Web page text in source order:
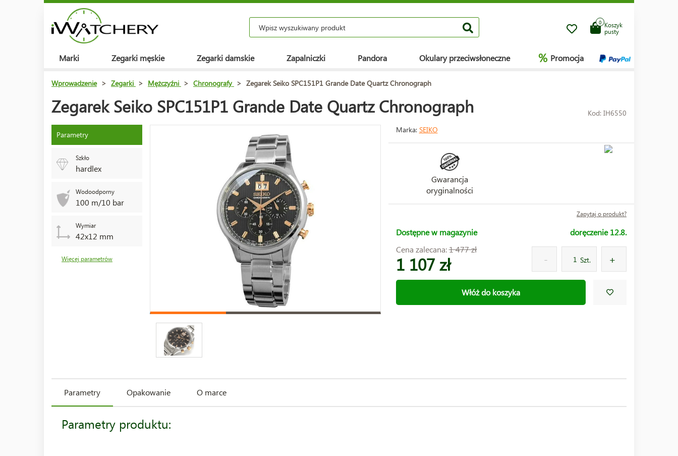
Koszyk
pusty
0
Marki Zegarki męskie Zegarki damskie Zapalniczki Pandora Okulary przeciwsłoneczne % Promocja
Wprowadzenie > Zegarki > Mężczyźni > Chronografy > Zegarek Seiko SPC151P1 Grande Date Quartz Chronograph
Zegarek Seiko SPC151P1 Grande Date Quartz Chronograph Kod: IH6550
Parametry
Szkło
hardlex
Wodoodporny
100 m/10 bar
Wymiar
42x12 mm
Więcej parametrów
Marka: SEIKO
Gwarancja
oryginalności
Zapytaj o produkt?
Dostępne w magazynie
doręczenie 12.8.
Cena zalecana:1 477 zł
1 107 zł Szt.
Włóż do koszyka
Parametry Opakowanie O marce
Parametry produktu: